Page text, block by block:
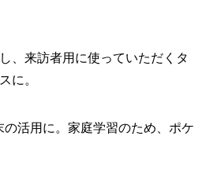
、来訪者用に使っていただくタ
に。
活用に。家庭学習のため、ポケ